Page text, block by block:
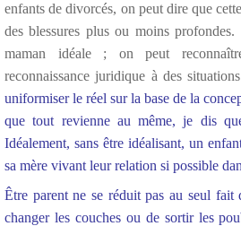
enfants de divorcés, on peut dire que
des blessures plus ou moins
maman idéale ; on peut
reconnaissance juridique à des
uniformiser le réel sur la base de la
que tout revienne au même, je dis
Idéalement, sans être idéalisant, un
sa mère vivant leur relation si possible
Être parent ne se réduit pas au seul
changer les couches ou de sortir les